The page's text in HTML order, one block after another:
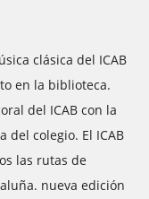
clásica del ICAB
en la biblioteca.
del ICAB con la
del colegio. El ICAB
las rutas de
nueva edición